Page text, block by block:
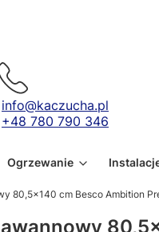
info@kaczucha.pl
+48 780 790 346
Ogrzewanie
80,5x140 cm Besco Ambition